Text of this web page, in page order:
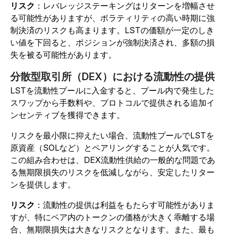
リスク ：レバレッジステーキングはリターンを増幅させ
る可能性がありますが、ボラティリティの高い時期に強
制決済のリスクも高まります。 LSTの価額が一定のしき
い値を下回ると、ポジションが強制決済され、多額の損
失を被る可能性があります。
分散型取引所（DEX）における流動性の提供
LSTを流動性プールに入金すると、プール内で発生した
スワップから手数料や、プロトコルで提供される追加イ
ンセンティブを獲得できます。
リスクを最小限に抑えたい場合、流動性プールでLSTを
原資産（SOLなど）とペアリングすることが人気です。
この組み合わせは、DEX流動性供給の一般的な問題であ
る無期限損失のリスクを低減しながら、安定したリター
ンを提供します。
リスク ：流動性の提供は利益をもたらす可能性がありま
すが、特にペア内のトークンの価格が大きく乖離する場
合、無期限損失は大きなリスクとなります。また、最も